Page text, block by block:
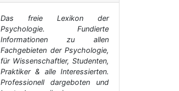
Das freie Lexikon der
Psychologie. Fundierte
Informationen zu allen
Fachgebieten der Psychologie,
für Wissenschaftler, Studenten,
Praktiker & alle Interessierten.
Professionell dargeboten und